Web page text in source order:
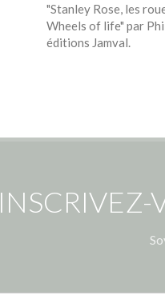
"Stanley Rose, les
Wheels of life" par
éditions Jamval.
INSCRIVEZ-